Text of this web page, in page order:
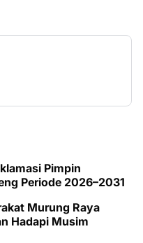
Pimpin
Periode 2026–2031
Murung Raya
Hadapi Musim